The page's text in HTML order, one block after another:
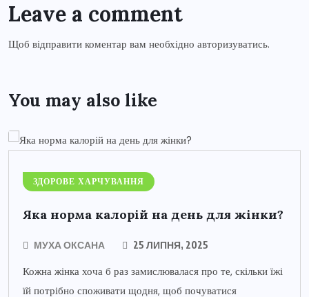
Leave a comment
Щоб відправити коментар вам необхідно авторизуватись.
You may also like
ЗДОРОВЕ ХАРЧУВАННЯ
Яка норма калорій на день для жінки?
МУХА ОКСАНА 25 ЛИПНЯ, 2025
Кожна жінка хоча б раз замислювалася про те, скільки їжі
їй потрібно споживати щодня, щоб почуватися